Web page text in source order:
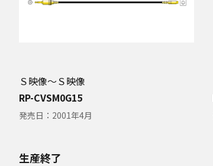
Ｓ映像～Ｓ映像
RP-CVSM0G15
発売日： 2001年4月
生産終了